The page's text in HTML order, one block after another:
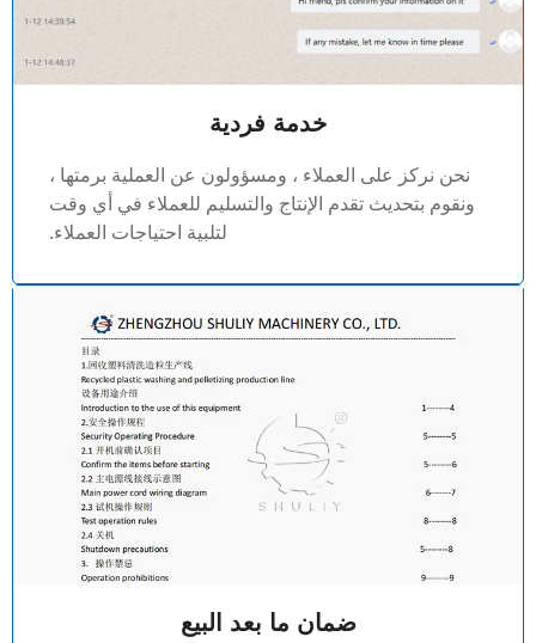
خدمة فردية
نحن نركز على العملاء ، ومسؤولون عن العملية برمتها ،
ونقوم بتحديث تقدم الإنتاج والتسليم للعملاء في أي وقت
لتلبية احتياجات العملاء.
ضمان ما بعد البيع